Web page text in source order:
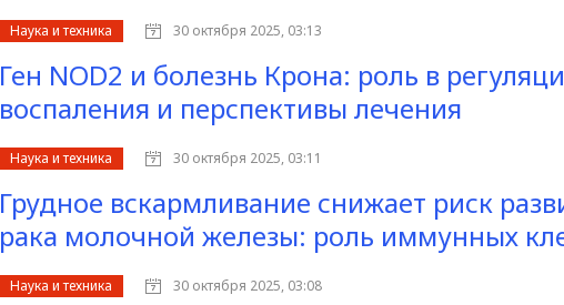
Наука и техника 30 октября 2025, 03:13
Ген NOD2 и болезнь Крона: роль в
воспаления и перспективы лечения
Наука и техника 30 октября 2025, 03:11
Грудное вскармливание снижает риск
рака молочной железы: роль иммунных
Наука и техника 30 октября 2025, 03:08